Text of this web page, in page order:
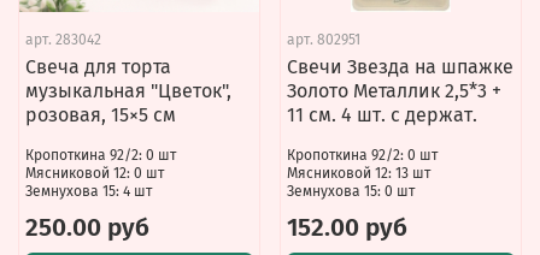
арт. 283042
Свеча для торта
музыкальная "Цветок",
розовая, 15×5 см
Кропоткина 92/2: 0 шт
Мясниковой 12: 0 шт
Земнухова 15: 4 шт
250.00 руб
арт. 802951
Свечи Звезда на шпажке
Золото Металлик 2,5*3 +
11 см. 4 шт. с держат.
Кропоткина 92/2: 0 шт
Мясниковой 12: 13 шт
Земнухова 15: 0 шт
152.00 руб